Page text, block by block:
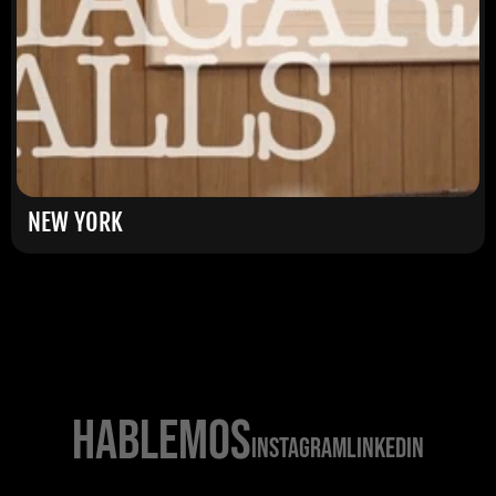
NEW YORK
HABLEMOSINSTAGRAMLINKEDIN